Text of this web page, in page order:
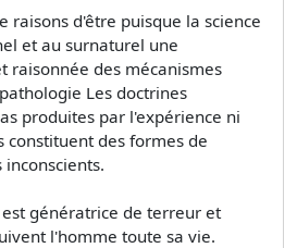
raisons d'être puisque la science
et au surnaturel une
raisonnée des mécanismes
Les doctrines
produites par l'expérience ni
constituent des formes de
génératrice de terreur et
l'homme toute sa vie.